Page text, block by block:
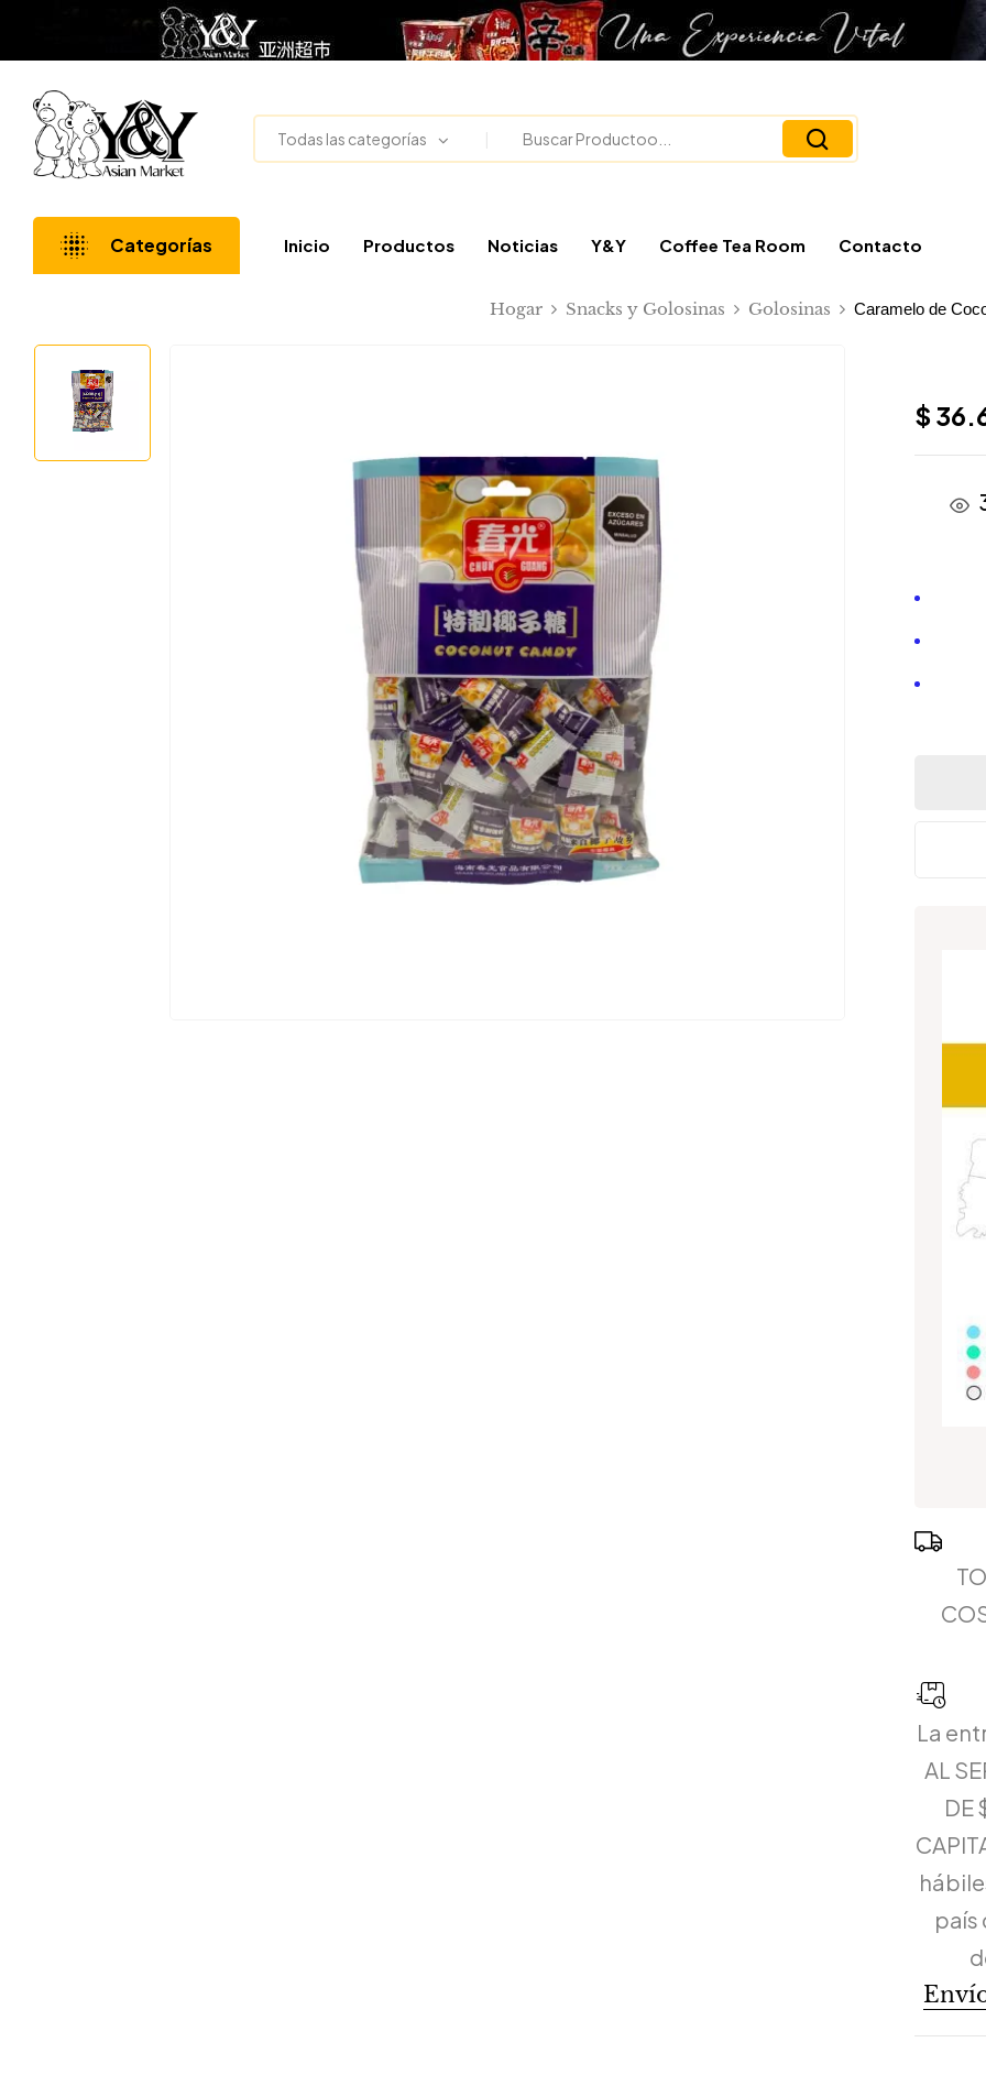
Todas las categorías
Categorías Inicio Productos Noticias Y&Y Coffee Tea Room Contacto
Hogar Snacks y Golosinas Golosinas Caramelo de
$
La
AL
DE
país